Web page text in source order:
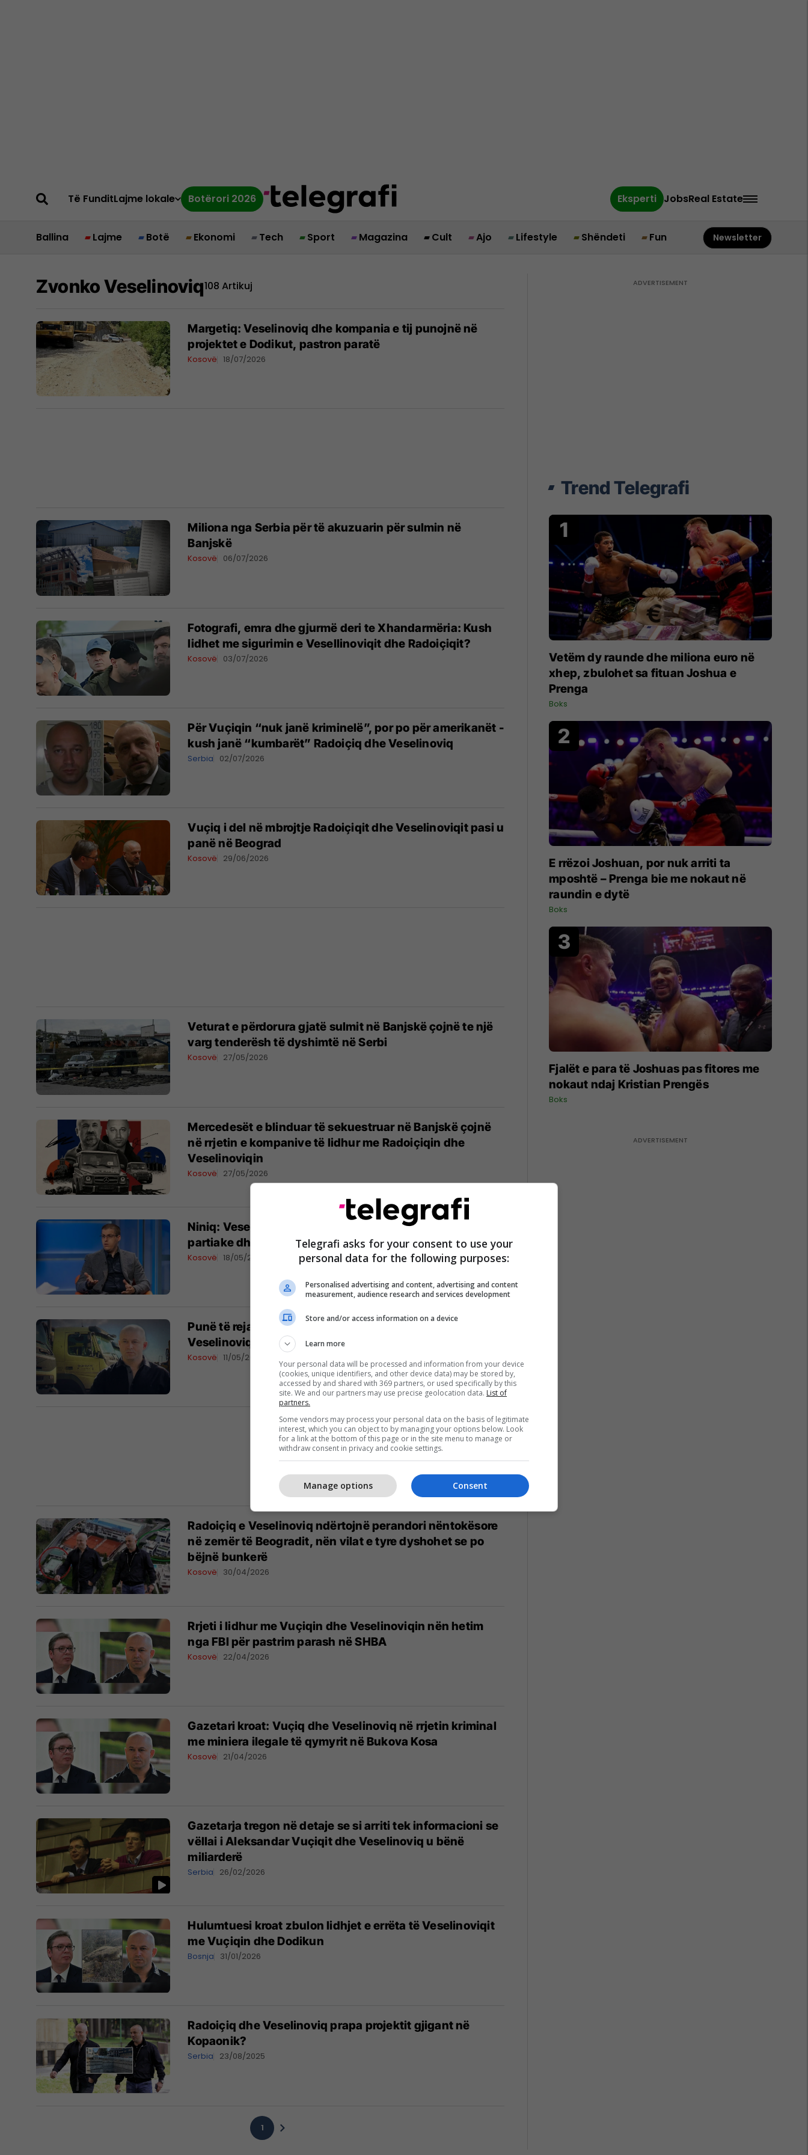
Të FunditLajme lokale Botërori 2026 Eksperti JobsReal Estate
Ballina Lajme Botë Ekonomi Tech Sport Magazina Cult Ajo Lifestyle Shëndeti Fun Newsletter
Zvonko Veselinoviq108 Artikuj
Margetiq: Veselinoviq dhe kompania e tij punojnë në
projektet e Dodikut, pastron paratë
Kosovë 18/07/2026
Miliona nga Serbia për të akuzuarin për sulmin në
Banjskë
Kosovë 06/07/2026
Fotografi, emra dhe gjurmë deri te Xhandarmëria: Kush
lidhet me sigurimin e Vesellinoviqit dhe Radoiçiqit?
Kosovë 03/07/2026
Për Vuçiqin “nuk janë kriminelë”, por po për amerikanët -
kush janë “kumbarët” Radoiçiq dhe Veselinoviq
Serbia 02/07/2026
Vuçiq i del në mbrojtje Radoiçiqit dhe Veselinoviqit pasi u
panë në Beograd
Kosovë 29/06/2026
Veturat e përdorura gjatë sulmit në Banjskë çojnë te një
varg tenderësh të dyshimtë në Serbi
Kosovë 27/05/2026
Mercedesët e blinduar të sekuestruar në Banjskë çojnë
në rrjetin e kompanive të lidhur me Radoiçiqin dhe
Veselinoviqin
Kosovë 27/05/2026
Niniq: Veselinoviq kushtëzonte pushtetin me mbështetje
partiake dhe vota
Kosovë 18/05/2026
Punë të reja “shtetërore” për kompanitë e Zvonko
Veselinoviqit në Serbi
Kosovë 11/05/2026
Radoiçiq e Veselinoviq ndërtojnë perandori nëntokësore
në zemër të Beogradit, nën vilat e tyre dyshohet se po
bëjnë bunkerë
Kosovë 30/04/2026
Rrjeti i lidhur me Vuçiqin dhe Veselinoviqin nën hetim
nga FBI për pastrim parash në SHBA
Kosovë 22/04/2026
Gazetari kroat: Vuçiq dhe Veselinoviq në rrjetin kriminal
me miniera ilegale të qymyrit në Bukova Kosa
Kosovë 21/04/2026
Gazetarja tregon në detaje se si arriti tek informacioni se
vëllai i Aleksandar Vuçiqit dhe Veselinoviq u bënë
miliarderë
Serbia 26/02/2026
Hulumtuesi kroat zbulon lidhjet e errëta të Veselinoviqit
me Vuçiqin dhe Dodikun
Bosnja 31/01/2026
Radoiçiq dhe Veselinoviq prapa projektit gjigant në
Kopaonik?
Serbia 23/08/2025
1
Trend Telegrafi
Vetëm dy raunde dhe miliona euro në
xhep, zbulohet sa fituan Joshua e
Prenga
Boks
E rrëzoi Joshuan, por nuk arriti ta
mposhtë – Prenga bie me nokaut në
raundin e dytë
Boks
Fjalët e para të Joshuas pas fitores me
nokaut ndaj Kristian Prengës
Boks
Telegrafi asks for your consent to use your
personal data for the following purposes:
Personalised advertising and content, advertising and content
measurement, audience research and services development
Store and/or access information on a device
Learn more
Your personal data will be processed and information from your device
(cookies, unique identifiers, and other device data) may be stored by,
accessed by and shared with 369 partners, or used specifically by this
site. We and our partners may use precise geolocation data. List of
partners.
Some vendors may process your personal data on the basis of legitimate
interest, which you can object to by managing your options below. Look
for a link at the bottom of this page or in the site menu to manage or
withdraw consent in privacy and cookie settings.
Consent
Manage options